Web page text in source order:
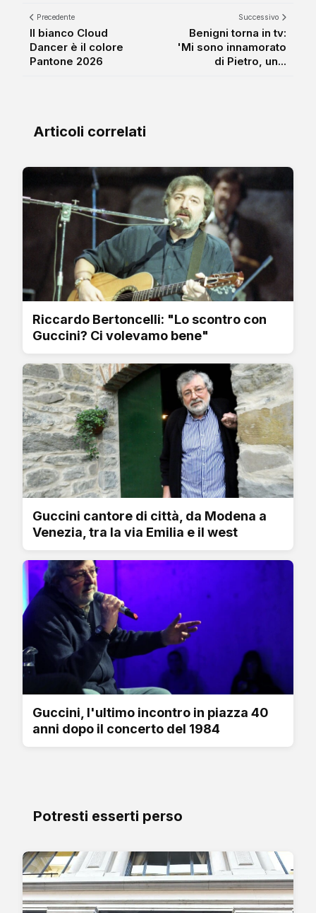
Precedente
Il bianco Cloud
Dancer è il colore
Pantone 2026
Successivo
Benigni torna in tv:
'Mi sono innamorato
di Pietro, un...
Articoli correlati
Riccardo Bertoncelli: "Lo scontro con
Guccini? Ci volevamo bene"
Guccini cantore di città, da Modena a
Venezia, tra la via Emilia e il west
Guccini, l'ultimo incontro in piazza 40
anni dopo il concerto del 1984
Potresti esserti perso